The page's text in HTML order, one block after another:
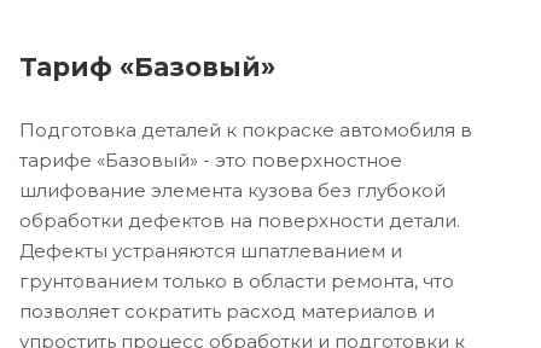
Тариф «Базовый»
Подготовка деталей к покраске автомобиля в
тарифе «Базовый» - это поверхностное
шлифование элемента кузова без глубокой
обработки дефектов на поверхности детали.
Дефекты устраняются шпатлеванием и
грунтованием только в области ремонта, что
позволяет сократить расход материалов и
упростить процесс обработки и подготовки к